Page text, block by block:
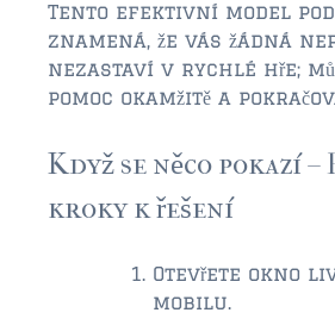
Tento efektivní model
znamená, že vás žádná
nezastaví v rychlé hře;
pomoc okamžitě a
Když se něco pokazí –
kroky k řešení
Otevřete okno
mobilu.